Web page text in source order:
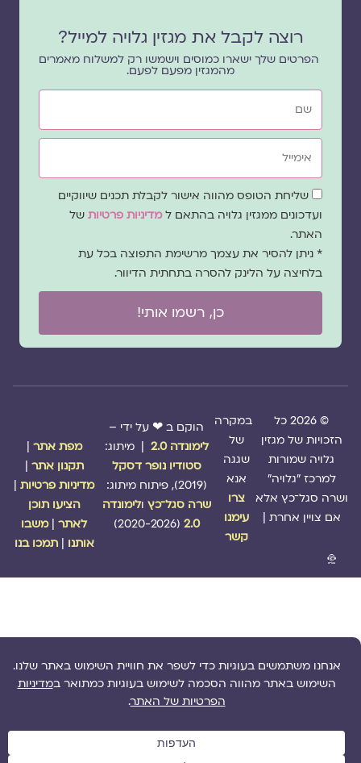
רוצה לקבל את מגזין גלויה למייל?
הפרטים שלך ישארו כמוסים וישמשו רק למשלוח מאמרים
מהמגזין מפעם לפעם.
שם
אימייל
שדה
הסכמה
שליחת הטופס מהווה אישור לקבלת תכנים שיווקיים
ועדכונים ממגזין גלויה בהתאם ל מדיניות פרטיותשל
האתר.
* ניתן להסיר את עצמך מרשימת התפוצה בכל עת
בלחיצה על הלינק להסרה בתחתית הדיוור.
כן, רשמו אותי!
© 2026 כל
הזכויות של מגזין
גלויה שמורות
למרכז "גלויה"
ושרה סגל־כץ אלא
אם צויין אחרת |
במקרה
של
שגגה
אנא
צרו
עימנו
קשר
הוקם ב ❤ על ידי –
לימונדה 2.0
| מיתוג:
סטודיו נופר דסקל
שרה סגל־כץולימונדה
2.0
(2020-2026)
מפת אתר|
תקנון אתר|
מדיניות פרטיות|
הציעו תוכן
לאתר| משבו
אותנו| תמכו בנו